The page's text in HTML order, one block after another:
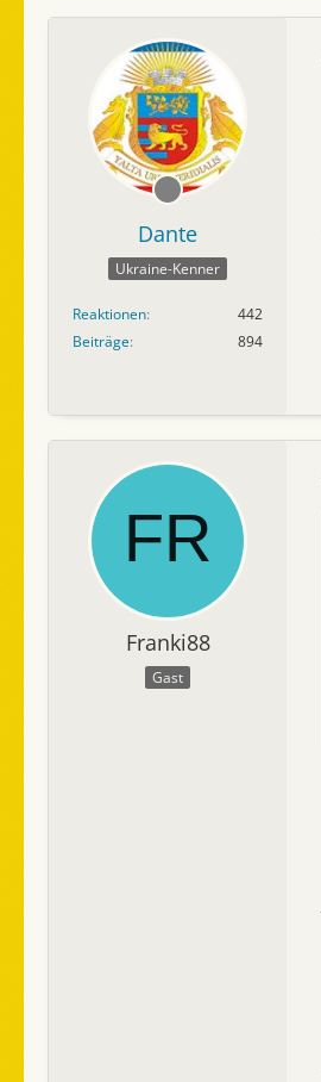
Dante
Ukraine-Kenner
Reaktionen
442
Beiträge
894
Franki88
Gast